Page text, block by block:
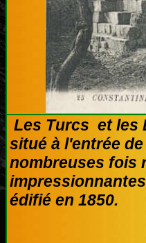
Les Turcs et les
situé à l'entrée
nombreuses fois
édifié en 1850.